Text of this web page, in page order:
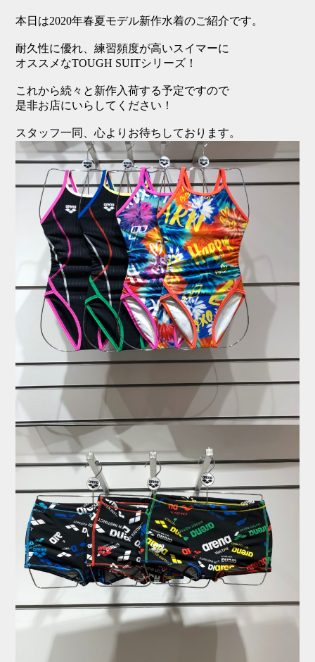
本日は2020年春夏モデル新作水着のご紹介です。
耐久性に優れ、練習頻度が高いスイマーに
オススメなTOUGH SUITシリーズ！
これから続々と新作入荷する予定ですので
是非お店にいらしてください！
スタッフ一同、心よりお待ちしております。